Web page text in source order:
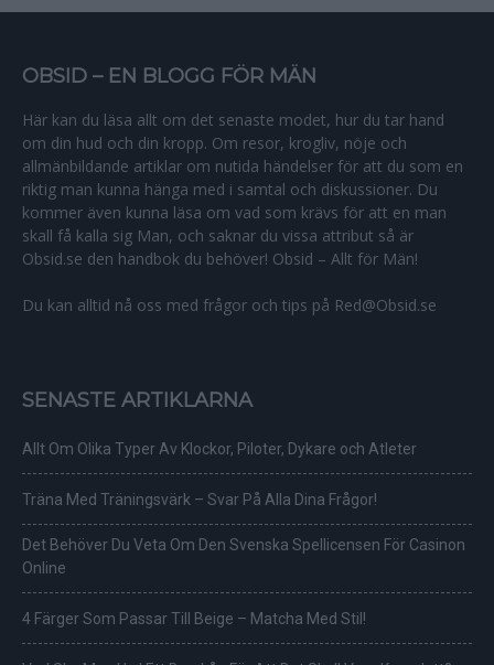
OBSID – EN BLOGG FÖR MÄN
Här kan du läsa allt om det senaste modet, hur du tar hand
om din hud och din kropp. Om resor, krogliv, nöje och
allmänbildande artiklar om nutida händelser för att du som en
riktig man kunna hänga med i samtal och diskussioner. Du
kommer även kunna läsa om vad som krävs för att en man
skall få kalla sig Man, och saknar du vissa attribut så är
Obsid.se den handbok du behöver! Obsid – Allt för Män!
Du kan alltid nå oss med frågor och tips på Red@Obsid.se
SENASTE ARTIKLARNA
Allt Om Olika Typer Av Klockor, Piloter, Dykare och Atleter
Träna Med Träningsvärk – Svar På Alla Dina Frågor!
Det Behöver Du Veta Om Den Svenska Spellicensen För Casinon
Online
4 Färger Som Passar Till Beige – Matcha Med Stil!